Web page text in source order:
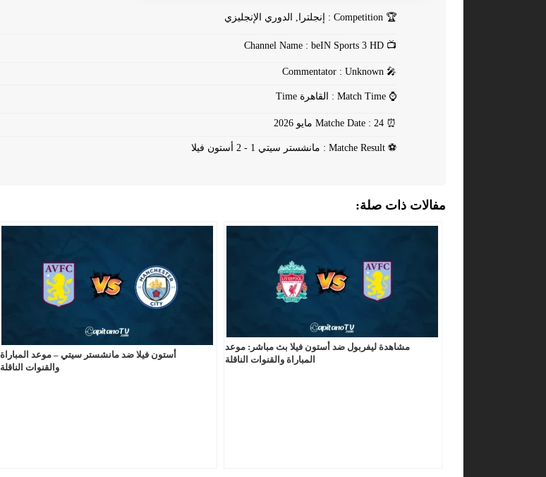
🏆
📺
🎤
⌚
⏰
⚽
مفالات ذات صلة:
مشاهدة ليفربول ضد أستون فيلا بث مباشر: موعد
المباراة والقنوات الناقلة
أستون فيلا ضد مانشستر سيتي – موعد المباراة
والقنوات الناقلة